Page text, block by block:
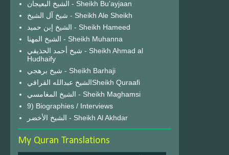
الشيخ البعيجان - Sheikh Bu'ayjaan
شيخ آل الشيخ - Sheikh Ale Sheikh
الشيخ إبن حميد - Sheikh Hameed
الشيخ المهنا - Sheikh Muhanna
شيخ أحمد الحذيفي - Sheikh Ahmad al
Hudhaify
شيخ برهجي - Sheikh Barhaji
الشيخ عبدالله القرافيSheikh Quraafi
الشيخ المغامسي - Sheikh Maghamsi
9) Biographies / Interviews
الشيخ الأخضر - Sheikh Al Akhdar
My Quran Translations